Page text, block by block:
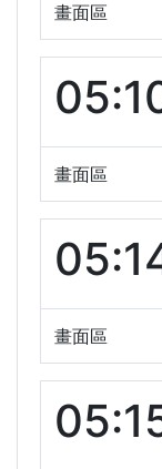
畫面區
畫面區
畫面區